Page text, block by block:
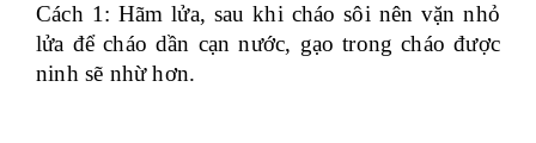
Cách 1: Hãm lửa, sau khi cháo sôi nên vặn nhỏ
lửa để cháo dần cạn nước, gạo trong cháo được
ninh sẽ nhừ hơn.